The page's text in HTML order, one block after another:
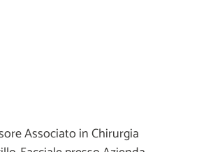
Associato in Chirurgia